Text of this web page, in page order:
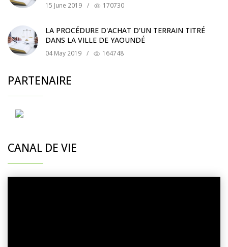
15 June 2019 / 170730
LA PROCÉDURE D'ACHAT D'UN TERRAIN TITRÉ
DANS LA VILLE DE YAOUNDÉ
04 May 2019 / 164748
PARTENAIRE
CANAL DE VIE